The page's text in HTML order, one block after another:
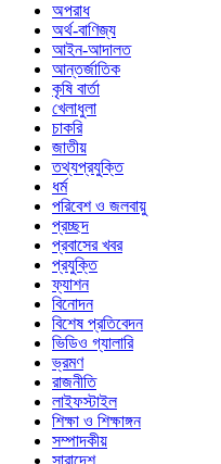
অপরাধ
অর্থ-বাণিজ্য
আইন-আদালত
আন্তর্জাতিক
কৃষি বার্তা
খেলাধুলা
চাকরি
জাতীয়
তথ্যপ্রযুক্তি
ধর্ম
পরিবেশ ও জলবায়ু
প্রচ্ছদ
প্রবাসের খবর
প্রযুক্তি
ফ্যাশন
বিনোদন
বিশেষ প্রতিবেদন
ভিডিও গ্যালারি
ভ্রমণ
রাজনীতি
লাইফস্টাইল
শিক্ষা ও শিক্ষাঙ্গন
সম্পাদকীয়
সারাদেশ